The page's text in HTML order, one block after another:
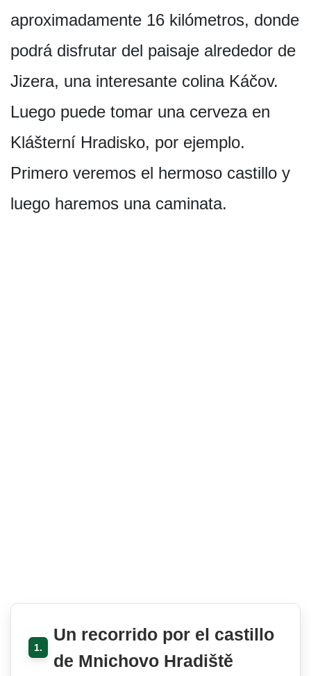
aproximadamente 16 kilómetros, donde
podrá disfrutar del paisaje alrededor de
Jizera, una interesante colina Káčov.
Luego puede tomar una cerveza en
Klášterní Hradisko, por ejemplo.
Primero veremos el hermoso castillo y
luego haremos una caminata.
1.
Un recorrido por el castillo
de Mnichovo Hradiště